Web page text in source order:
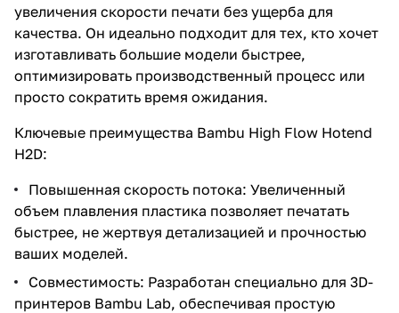
увеличения скорости печати без ущерба для
качества. Он идеально подходит для тех, кто хочет
изготавливать большие модели быстрее,
оптимизировать производственный процесс или
просто сократить время ожидания.
Ключевые преимущества Bambu High Flow Hotend
H2D:
Повышенная скорость потока: Увеличенный
объем плавления пластика позволяет печатать
быстрее, не жертвуя детализацией и прочностью
ваших моделей.
Совместимость: Разработан специально для 3D-
принтеров Bambu Lab, обеспечивая простую